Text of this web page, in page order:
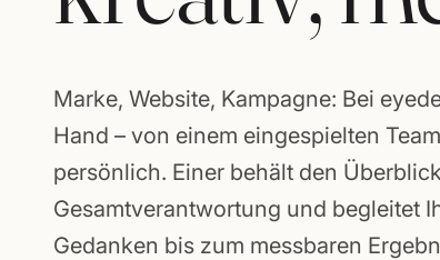
Gründerpakete
Marke, Website, Kampagne: Bei
Hand – von einem eingespielten
persönlich. Einer behält den
Gesamtverantwortung und begleitet
Gedanken bis zum messbaren